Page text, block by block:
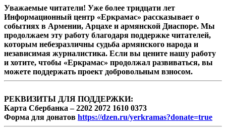
Уважаемые читатели! Уже более тридцати лет
Информационный центр «Еркрамас» рассказывает о
событиях в Армении, Арцахе и армянской Диаспоре. Мы
продолжаем эту работу благодаря поддержке читателей,
которым небезразличны судьба армянского народа и
независимая журналистика. Если вы цените нашу работу
и хотите, чтобы «Еркрамас» продолжал развиваться, вы
можете поддержать проект добровольным взносом.
РЕКВИЗИТЫ ДЛЯ ПОДДЕРЖКИ:
Карта Сбербанка – 2202 2072 1610 0373
Форма для донатов https://dzen.ru/yerkramas?donate=true